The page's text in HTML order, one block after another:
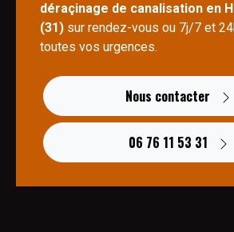
déraçinage de canalisation en
(31) sur rendez-vous ou 7j/7 et
toutes vos urgences.
Nous contacter
06 76 11 53 31